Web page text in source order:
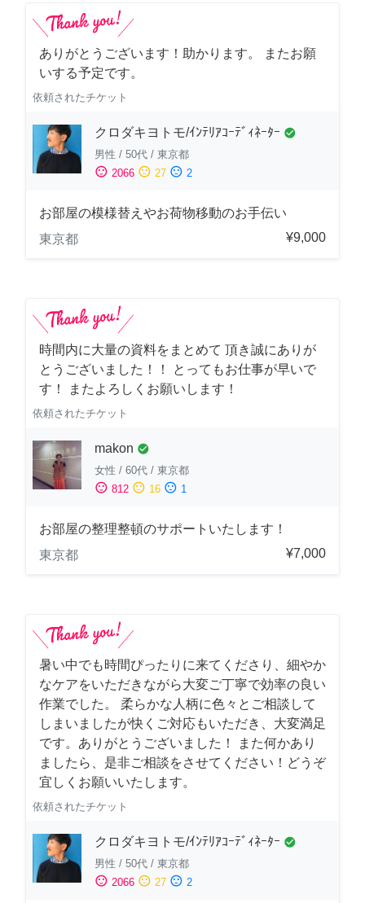
ありがとうございます！助かります。 またお願
いする予定です。
依頼されたチケット
クロダキヨトモ/ｲﾝﾃﾘｱｺｰﾃﾞｨﾈｰﾀｰ check_circle
男性 / 50代 / 東京都
sentiment_satisfied 2066 sentiment_neutral 27 sentiment_dissatisfied 2
お部屋の模様替えやお荷物移動のお手伝い
東京都
¥9,000
時間内に大量の資料をまとめて 頂き誠にありが
とうございました！！ とってもお仕事が早いで
す！ またよろしくお願いします！
依頼されたチケット
makon check_circle
女性 / 60代 / 東京都
sentiment_satisfied 812 sentiment_neutral 16 sentiment_dissatisfied 1
お部屋の整理整頓のサポートいたします！
東京都
¥7,000
暑い中でも時間ぴったりに来てくださり、細やか
なケアをいただきながら大変ご丁寧で効率の良い
作業でした。 柔らかな人柄に色々とご相談して
しまいましたが快くご対応もいただき、大変満足
です。ありがとうございました！ また何かあり
ましたら、是非ご相談をさせてください！どうぞ
宜しくお願いいたします。
依頼されたチケット
クロダキヨトモ/ｲﾝﾃﾘｱｺｰﾃﾞｨﾈｰﾀｰ check_circle
男性 / 50代 / 東京都
sentiment_satisfied 2066 sentiment_neutral 27 sentiment_dissatisfied 2